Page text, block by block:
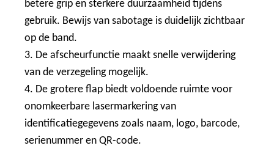
betere grip en sterkere duurzaamheid tijdens
gebruik. Bewijs van sabotage is duidelijk zichtbaar
op de band.
3. De afscheurfunctie maakt snelle verwijdering
van de verzegeling mogelijk.
4. De grotere flap biedt voldoende ruimte voor
onomkeerbare lasermarkering van
identificatiegegevens zoals naam, logo, barcode,
serienummer en QR-code.